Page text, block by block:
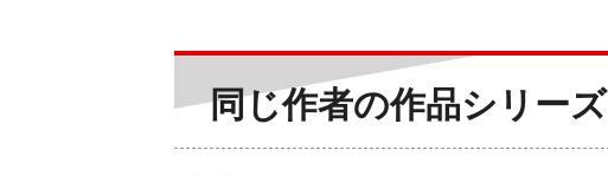
同じ作者の作品シリーズ